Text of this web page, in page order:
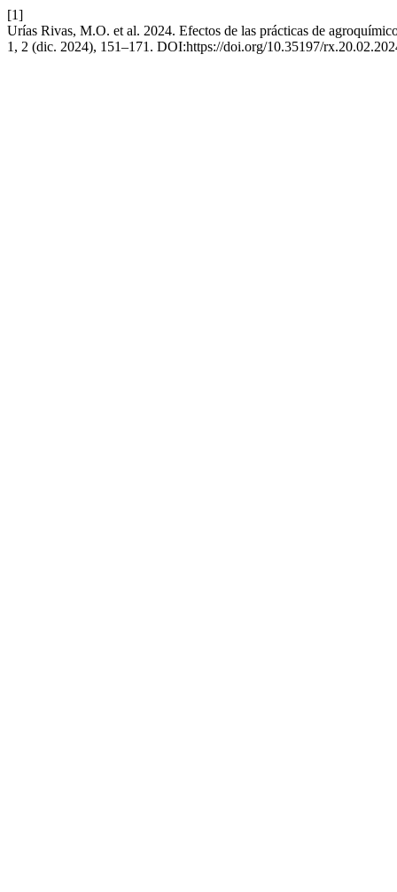
[1]
Urías Rivas, M.O. et al. 2024. Efectos de las prácticas de
1, 2 (dic. 2024), 151–171. DOI:https://doi.org/10.35197/